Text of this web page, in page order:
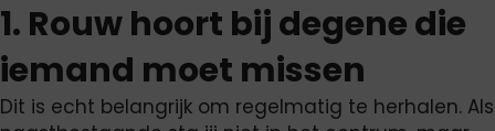
1. Rouw hoort bij degene die
iemand moet missen
Dit is echt belangrijk om regelmatig te herhalen. Als